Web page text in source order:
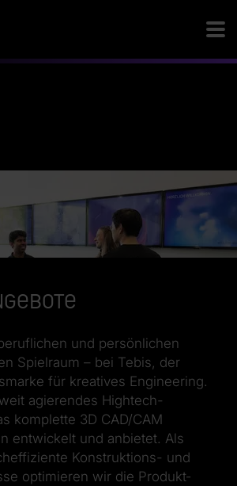
und persönlichen
Spielraum – bei Tebis, der
für kreatives Engineering.
agierendes Hightech-
komplette 3D CAD/CAM
entwickelt und anbietet. Als
Konstruktions- und
optimieren wir die Produkt­